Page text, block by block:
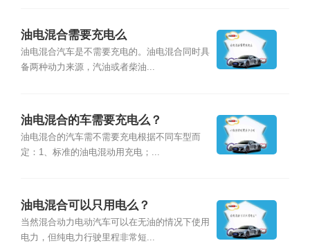
油电混合需要充电么
油电混合汽车是不需要充电的。油电混合同时具
备两种动力来源，汽油或者柴油...
油电混合的车需要充电么？
油电混合的汽车需不需要充电根据不同车型而
定：1、标准的油电混动用充电；...
油电混合可以只用电么？
当然混合动力电动汽车可以在无油的情况下使用
电力，但纯电力行驶里程非常短...